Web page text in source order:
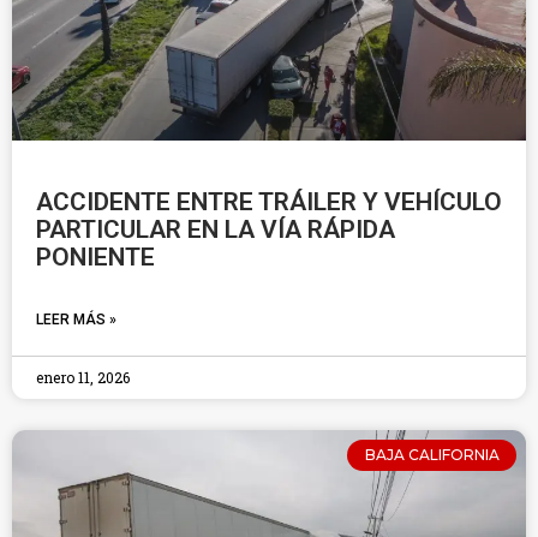
ACCIDENTE ENTRE TRÁILER Y VEHÍCULO
PARTICULAR EN LA VÍA RÁPIDA
PONIENTE
LEER MÁS »
enero 11, 2026
BAJA CALIFORNIA